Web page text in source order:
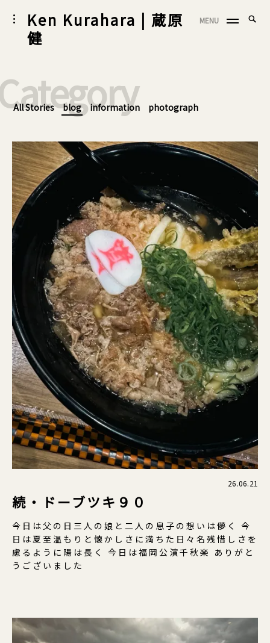
Skip
to
content
Ken Kurahara | 蔵原
健
toggle
open/close
sidebar
MENU
All Stories blog information photograph
26.06.21
続・ドーブツキ９０
今日は父の日三人の娘と二人の息子の想いは儚く 今
日は夏至温もりと懐かしさに満ちた日々名残惜しさを
慮るように陽は長く 今日は福岡公演千秋楽 ありがと
うございました